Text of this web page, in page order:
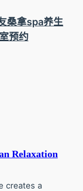
桑拿spa养生
预约
Relaxation
creates a